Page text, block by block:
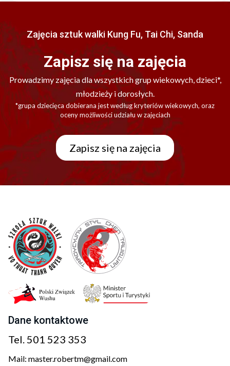
Zajęcia sztuk walki Kung Fu, Tai Chi, Sanda
Zapisz się na zajęcia
Prowadzimy zajęcia dla wszystkich grup wiekowych, dzieci*,
młodzieży i dorosłych.
*grupa dziecięca dobierana jest według kryteriów wiekowych, oraz
oceny możliwości udziału w zajęciach
Zapisz się na zajęcia
Dane kontaktowe
Tel.501 523 353
Mail: master.robertm@gmail.com